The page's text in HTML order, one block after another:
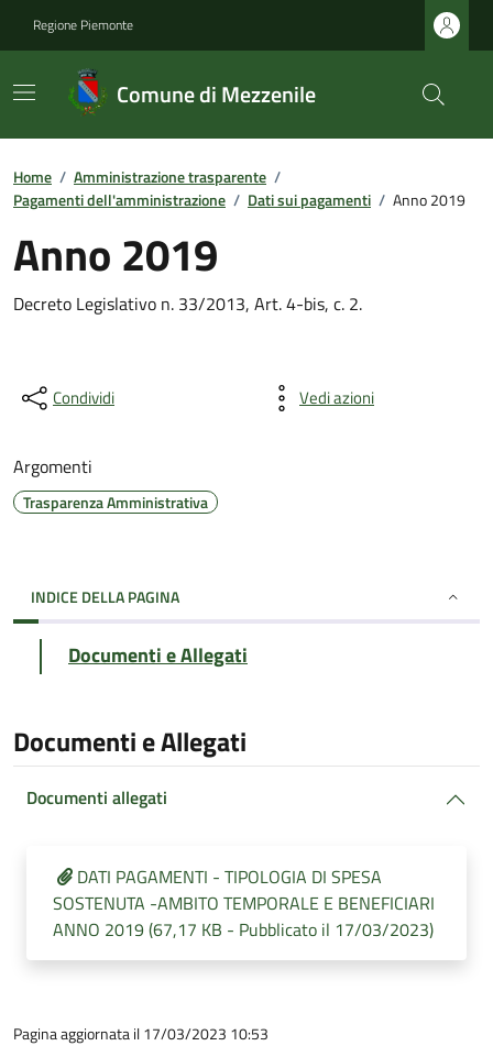
Regione Piemonte
Comune di Mezzenile
Home / Amministrazione trasparente /
Pagamenti dell'amministrazione / Dati sui pagamenti / Anno 2019
Anno 2019
Decreto Legislativo n. 33/2013, Art. 4-bis, c. 2.
Condividi Vedi azioni
Argomenti
Trasparenza Amministrativa
INDICE DELLA PAGINA
Documenti e Allegati
Documenti e Allegati
Documenti allegati
DATI PAGAMENTI - TIPOLOGIA DI SPESA
SOSTENUTA -AMBITO TEMPORALE E BENEFICIARI
ANNO 2019 (67,17 KB - Pubblicato il 17/03/2023)
Pagina aggiornata il 17/03/2023 10:53